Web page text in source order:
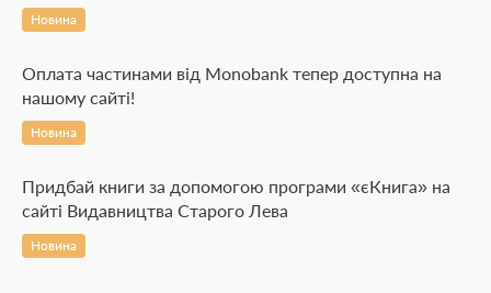
Новина
Оплата частинами від Monobank тепер доступна на
нашому сайті!
Новина
Придбай книги за допомогою програми «єКнига» на
сайті Видавництва Старого Лева
Новина